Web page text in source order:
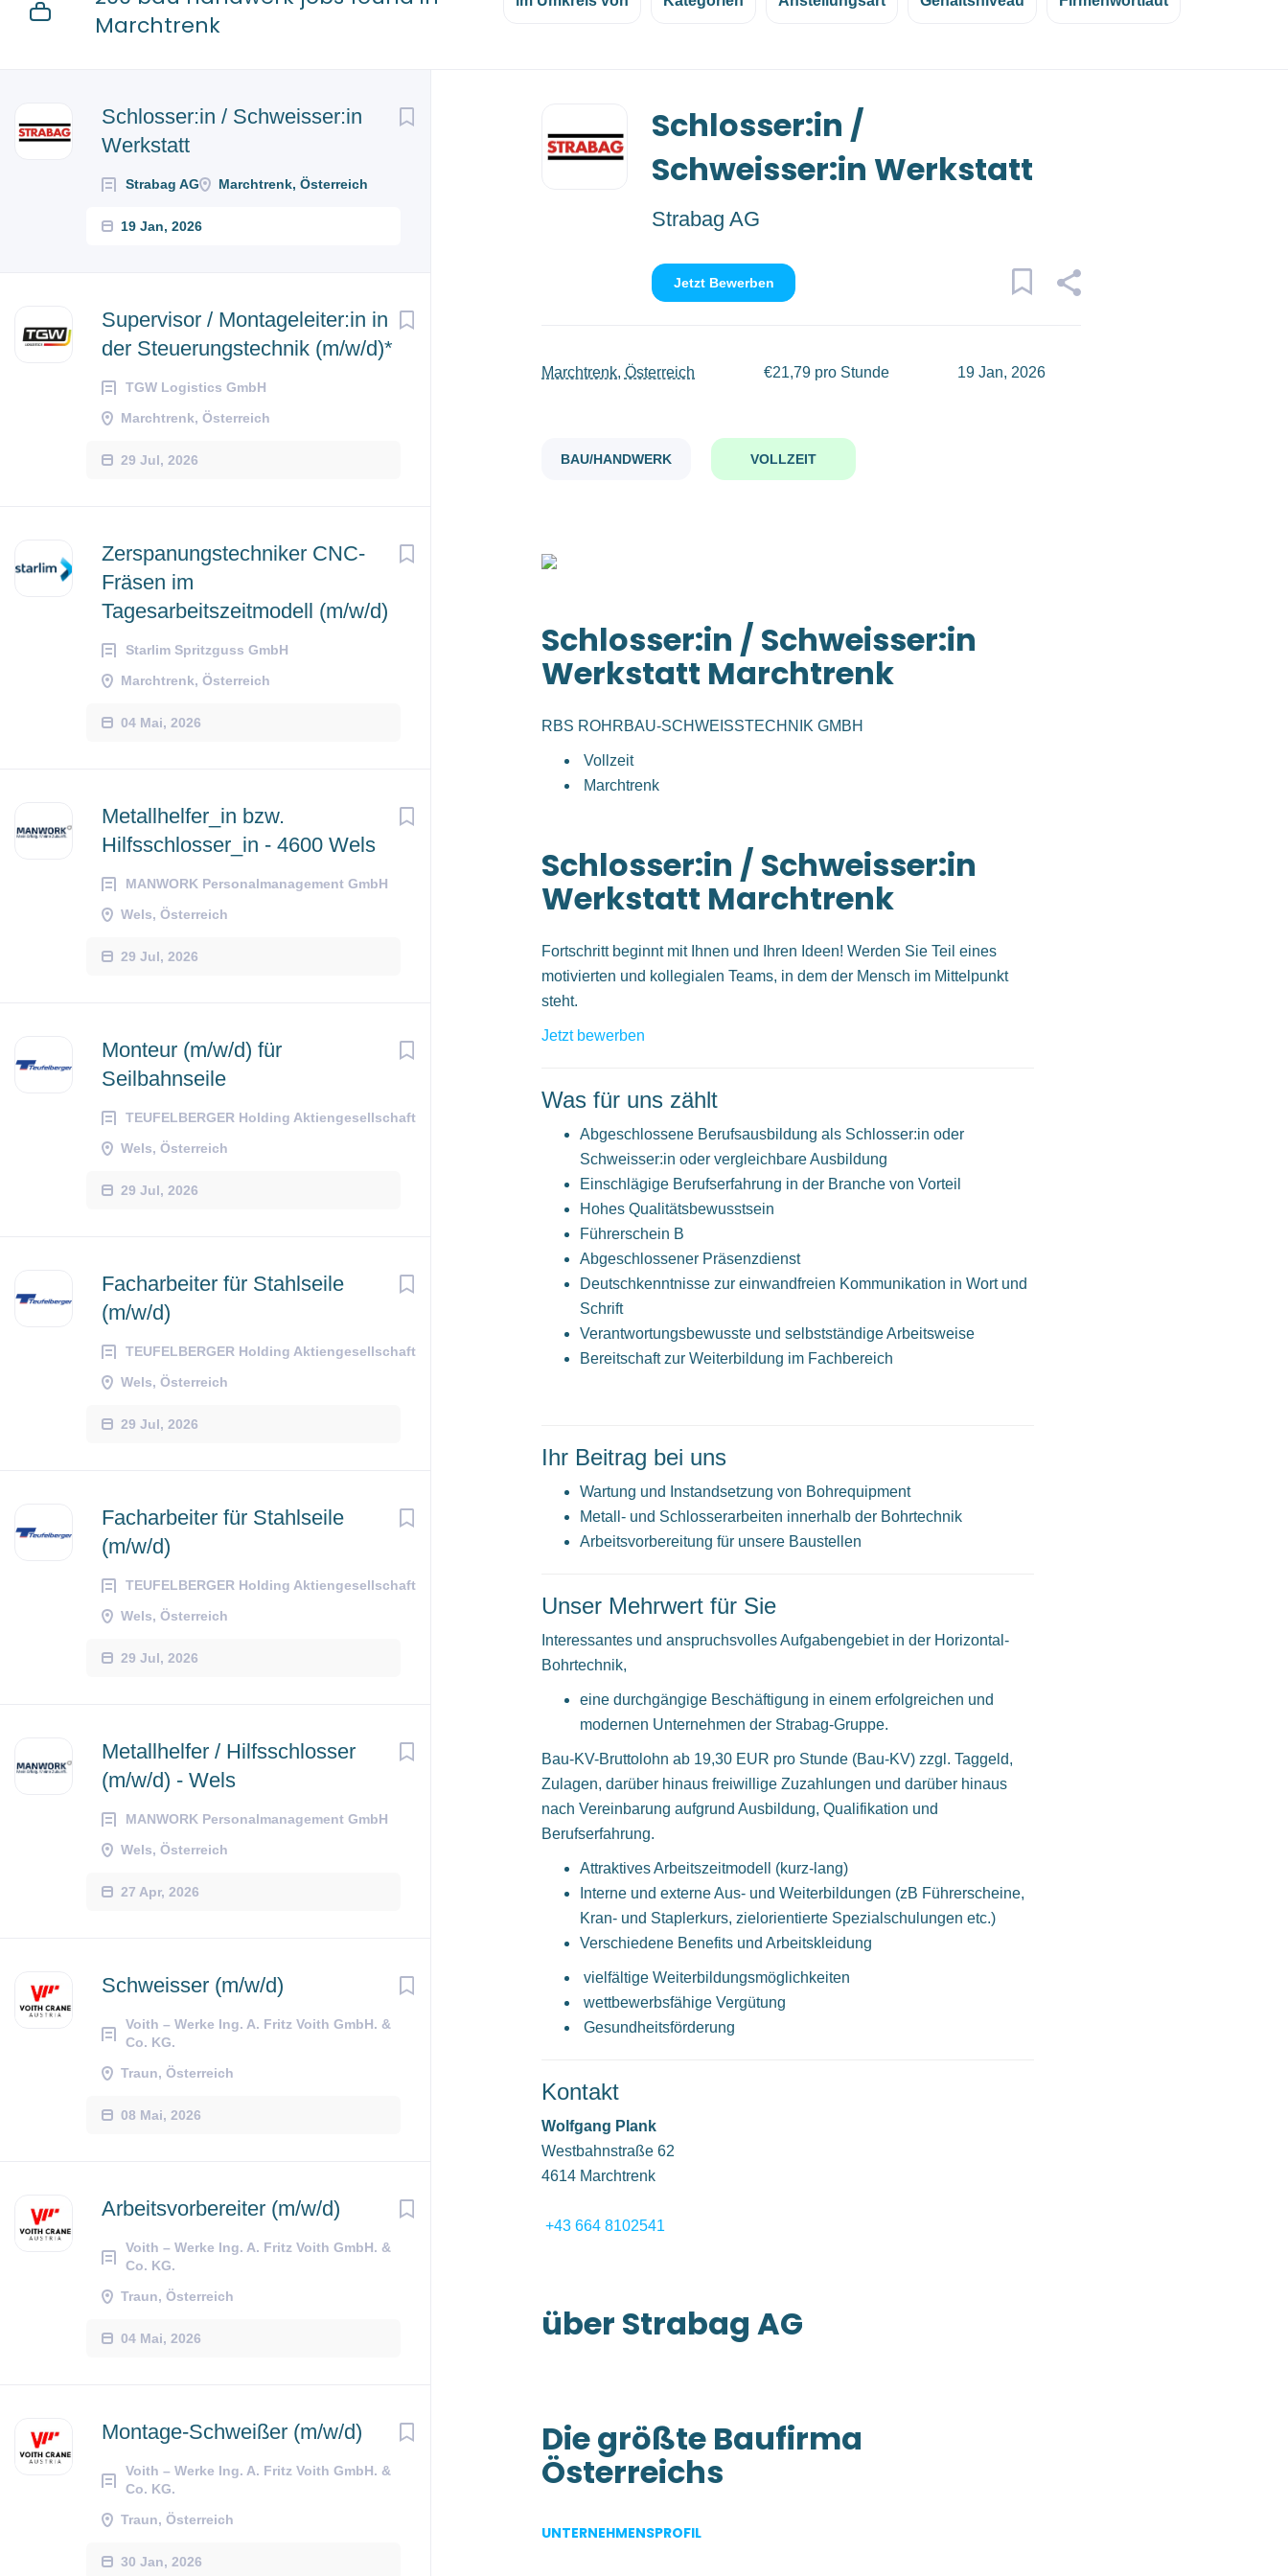
Marchtrenk
Schlosser:in / Schweisser:in
Werkstatt
Strabag AG Marchtrenk, Österreich
19 Jan, 2026
Supervisor / Montageleiter:in in
der Steuerungstechnik (m/w/d)*
TGW Logistics GmbH
Marchtrenk, Österreich
29 Jul, 2026
Zerspanungstechniker CNC-
Fräsen im
Tagesarbeitszeitmodell (m/w/d)
Starlim Spritzguss GmbH
Marchtrenk, Österreich
04 Mai, 2026
Metallhelfer_in bzw.
Hilfsschlosser_in - 4600 Wels
MANWORK Personalmanagement GmbH
Wels, Österreich
29 Jul, 2026
Monteur (m/w/d) für
Seilbahnseile
TEUFELBERGER Holding Aktiengesellschaft
Wels, Österreich
29 Jul, 2026
Facharbeiter für Stahlseile
(m/w/d)
TEUFELBERGER Holding Aktiengesellschaft
Wels, Österreich
29 Jul, 2026
Facharbeiter für Stahlseile
(m/w/d)
TEUFELBERGER Holding Aktiengesellschaft
Wels, Österreich
29 Jul, 2026
Metallhelfer / Hilfsschlosser
(m/w/d) - Wels
MANWORK Personalmanagement GmbH
Wels, Österreich
27 Apr, 2026
Schweisser (m/w/d)
Voith – Werke Ing. A. Fritz Voith GmbH. &
Co. KG.
Traun, Österreich
08 Mai, 2026
Arbeitsvorbereiter (m/w/d)
Voith – Werke Ing. A. Fritz Voith GmbH. &
Co. KG.
Traun, Österreich
04 Mai, 2026
Montage-Schweißer (m/w/d)
Voith – Werke Ing. A. Fritz Voith GmbH. &
Co. KG.
Traun, Österreich
30 Jan, 2026
job
list
Schlosser:in /
Schweisser:in Werkstatt
Strabag AG
Jetzt Bewerben
Marchtrenk, Österreich €21,79 pro Stunde 19 Jan, 2026
BAU/HANDWERK VOLLZEIT
Schlosser:in / Schweisser:in
Werkstatt Marchtrenk
RBS ROHRBAU-SCHWEISSTECHNIK GMBH
Vollzeit
Marchtrenk
Schlosser:in / Schweisser:in
Werkstatt Marchtrenk
Fortschritt beginnt mit Ihnen und Ihren Ideen! Werden Sie Teil eines
motivierten und kollegialen Teams, in dem der Mensch im Mittelpunkt
steht.
Jetzt bewerben
Was für uns zählt
Abgeschlossene Berufsausbildung als Schlosser:in oder
Schweisser:in oder vergleichbare Ausbildung
Einschlägige Berufserfahrung in der Branche von Vorteil
Hohes Qualitätsbewusstsein
Führerschein B
Abgeschlossener Präsenzdienst
Deutschkenntnisse zur einwandfreien Kommunikation in Wort und
Schrift
Verantwortungsbewusste und selbstständige Arbeitsweise
Bereitschaft zur Weiterbildung im Fachbereich
Ihr Beitrag bei uns
Wartung und Instandsetzung von Bohrequipment
Metall- und Schlosserarbeiten innerhalb der Bohrtechnik
Arbeitsvorbereitung für unsere Baustellen
Unser Mehrwert für Sie
Interessantes und anspruchsvolles Aufgabengebiet in der Horizontal-
Bohrtechnik,
eine durchgängige Beschäftigung in einem erfolgreichen und
modernen Unternehmen der Strabag-Gruppe.
Bau-KV-Bruttolohn ab 19,30 EUR pro Stunde (Bau-KV) zzgl. Taggeld,
Zulagen, darüber hinaus freiwillige Zuzahlungen und darüber hinaus
nach Vereinbarung aufgrund Ausbildung, Qualifikation und
Berufserfahrung.
Attraktives Arbeitszeitmodell (kurz-lang)
Interne und externe Aus- und Weiterbildungen (zB Führerscheine,
Kran- und Staplerkurs, zielorientierte Spezialschulungen etc.)
Verschiedene Benefits und Arbeitskleidung
vielfältige Weiterbildungsmöglichkeiten
wettbewerbsfähige Vergütung
Gesundheitsförderung
Kontakt
Wolfgang Plank
Westbahnstraße 62
4614 Marchtrenk
+43 664 8102541
über Strabag AG
Die größte Baufirma
Österreichs
STRABAG ist Österreichs größtes Bauunternehmen und österreichische
UNTERNEHMENSPROFIL